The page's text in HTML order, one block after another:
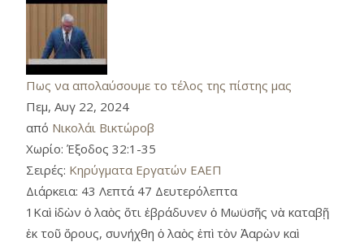
Πως να απολαύσουμε το τέλος της πίστης μας
Πεμ, Αυγ 22, 2024
από Νικολάι Βικτώροβ
Χωρίο: Έξοδος 32:1-35
Σειρές: Κηρύγματα Εργατών ΕΑΕΠ
Διάρκεια: 43 Λεπτά 47 Δευτερόλεπτα
1Καὶ ἰδὼν ὁ λαὸς ὅτι ἐβράδυνεν ὁ Μωϋσῆς νὰ καταβῇ
ἐκ τοῦ ὄρους, συνήχθη ὁ λαὸς ἐπὶ τὸν Ἀαρὼν καὶ